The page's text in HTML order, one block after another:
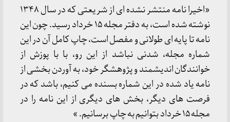
«اخیرا نامه منتشر نشده ای از شریعتی که در سال ۱۳۴۸
نوشته شده است، به دفتر مجله ۱۵ خرداد رسید. چون این
نامه تا پایه ای طولانی و مفصل است، چاپ کامل آن در این
شماره مجله، شدنی نباشد از این رو، با با پوزش از
خوانندگان اندیشمند و پژوهشگر خود، به آوردن بخشی از
نامه یاد شده در این شماره بسنده می کنیم، باشد که در
فرصت های دیگر، بخش های دیگری از این نامه را در
مجله ۱۵ خرداد بتوانیم به چاپ برسانیم. »